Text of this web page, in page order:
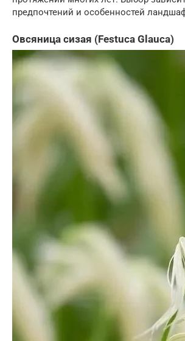
предпочтений и особенностей
Овсяница сизая (Festuca Glauca)